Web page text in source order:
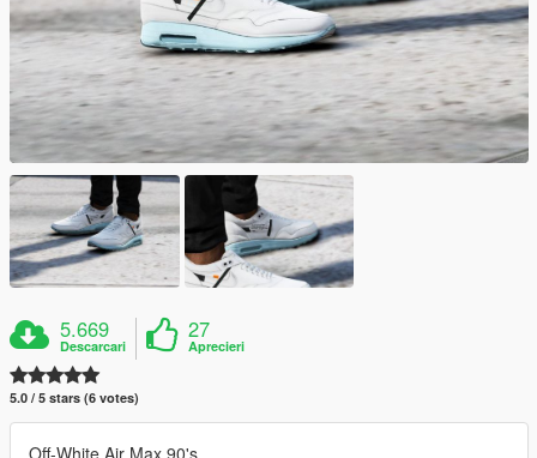
5.669
Descarcari
27
Aprecieri
5.0 / 5 stars (6 votes)
Off-White Air Max 90's